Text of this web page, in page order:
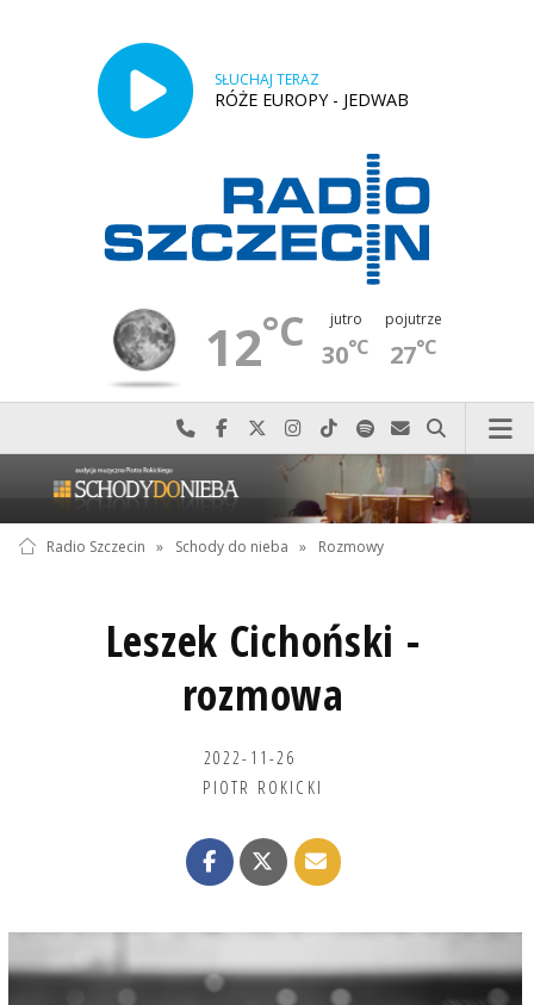
SŁUCHAJ TERAZ
RÓŻE EUROPY - JEDWAB
12°C jutro
30°C
pojutrze
27°C
Najlepiej po prostu do nas zadzwoń
Odwiedź nas na Facebook-u
Odwiedź nas na X
Odwiedź nas na Instagram-ie
Odwiedź nas na TikTok-u
Szukaj nas na Spotify
Wyślij do nas
Szukaj
Radio Szczecin » Schody do nieba » Rozmowy
Leszek Cichoński -
rozmowa
2022-11-26
PIOTR ROKICKI